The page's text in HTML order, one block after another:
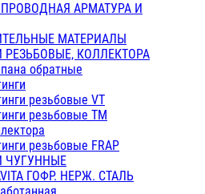
АРМАТУРА И
МАТЕРИАЛЫ
КОЛЛЕКТОРА
обратные
резьбовые VT
резьбовые ТМ
резьбовые FRAP
ЧУГУННЫЕ
ГОФР. НЕРЖ. СТАЛЬ